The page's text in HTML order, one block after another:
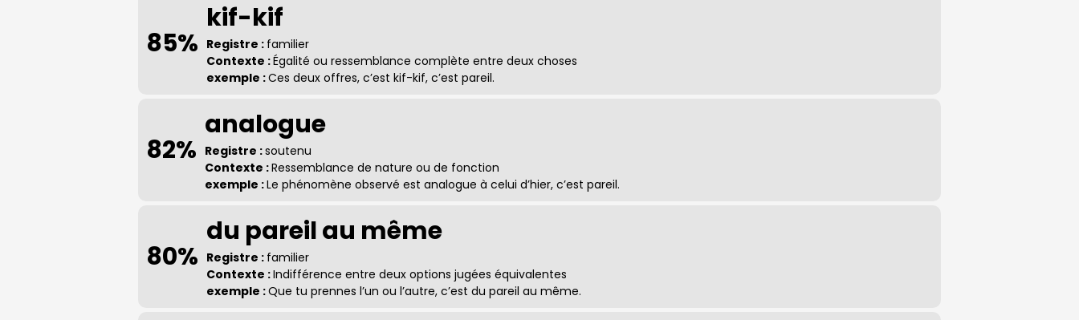
85%
kif-kif
Registre : familier
Contexte :Égalité ou ressemblance complète entre deux choses
exemple :Ces deux offres, c’est kif-kif, c’est pareil.
82%
analogue
Registre :soutenu
Contexte :Ressemblance de nature ou de fonction
exemple :Le phénomène observé est analogue à celui d’hier, c’est pareil.
80%
du pareil au même
Registre : familier
Contexte :Indifférence entre deux options jugées équivalentes
exemple :Que tu prennes l’un ou l’autre, c’est du pareil au même.